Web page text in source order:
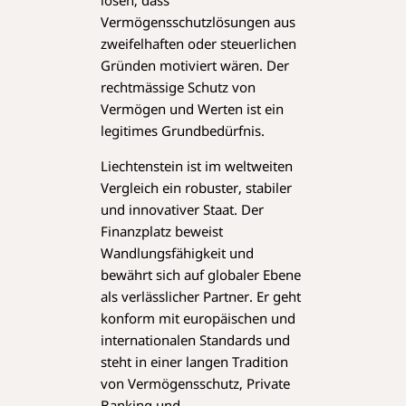
Vermögensschutzlösungen aus
zweifelhaften oder steuerlichen
Gründen motiviert wären. Der
rechtmässige Schutz von
Vermögen und Werten ist ein
legitimes Grundbedürfnis.
Liechtenstein ist im weltweiten
Vergleich ein robuster, stabiler
und innovativer Staat. Der
Finanzplatz beweist
Wandlungsfähigkeit und
bewährt sich auf globaler Ebene
als verlässlicher Partner. Er geht
konform mit europäischen und
internationalen Standards und
steht in einer langen Tradition
von Vermögensschutz, Private